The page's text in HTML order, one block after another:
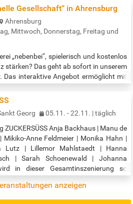
gezeigt. Z.B. Kunstgegenstände der
Nordamerikas, der Inka, der Alt-
uvm. Eine wertvolle, vielfältige und
möglichen Kulturen erwartet sie. Free
Gesellschaft“ in Ahrensburg
Ahrensburg
Mittwoch, Donnerstag, Freitag und
„nebenbei“, spielerisch und kostenlos
stärken? Das geht ab sofort in unserem
Das interaktive Angebot ermöglicht mit
Informationsfragen und lädt zum freien
ein. Vorkenntnisse sind nicht
Hamburger Woche der…
Georg
05.11. - 22.11. | täglich
ZUCKERSÜSS Anja Backhaus | Manu de
Anne Feldmeier | Monika Hahn |
Lutz | Lillemor Mahlstaedt | Hanna
| Sarah Schoenewald | Johanna
in dieser Gesamtinszenierung so
Thron und zu welchen
anzeigen